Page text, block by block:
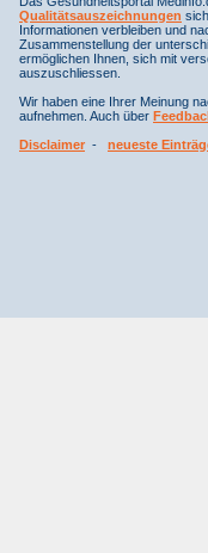
Qualitätsauszeichnungen
Informationen verbleiben und
Zusammenstellung der
ermöglichen Ihnen, sich mit
auszuschliessen.
Wir haben eine Ihrer Meinung
aufnehmen. Auch über
Disclaimer - neueste